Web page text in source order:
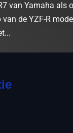
van Yamaha als
de YZF-R